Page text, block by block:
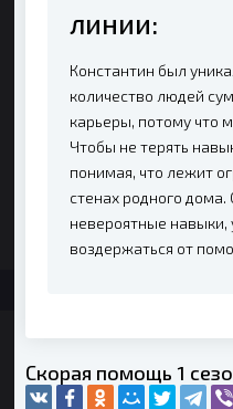
линии:
Константин был
количество людей
карьеры, потому что
Чтобы не терять
понимая, что лежит
стенах родного
невероятные навыки,
воздержаться от
Скорая помощь 1